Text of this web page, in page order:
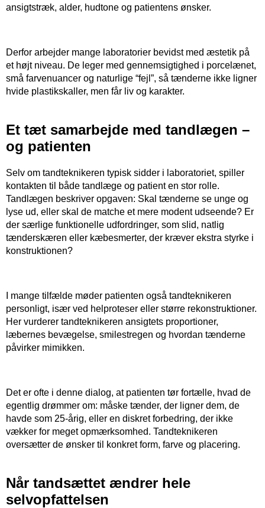
ansigtstræk, alder, hudtone og patientens ønsker.
Derfor arbejder mange laboratorier bevidst med æstetik på
et højt niveau. De leger med gennemsigtighed i porcelænet,
små farvenuancer og naturlige “fejl”, så tænderne ikke ligner
hvide plastikskaller, men får liv og karakter.
Et tæt samarbejde med tandlægen –
og patienten
Selv om tandteknikeren typisk sidder i laboratoriet, spiller
kontakten til både tandlæge og patient en stor rolle.
Tandlægen beskriver opgaven: Skal tænderne se unge og
lyse ud, eller skal de matche et mere modent udseende? Er
der særlige funktionelle udfordringer, som slid, natlig
tænderskæren eller kæbesmerter, der kræver ekstra styrke i
konstruktionen?
I mange tilfælde møder patienten også tandteknikeren
personligt, især ved helproteser eller større rekonstruktioner.
Her vurderer tandteknikeren ansigtets proportioner,
læbernes bevægelse, smilestregen og hvordan tænderne
påvirker mimikken.
Det er ofte i denne dialog, at patienten tør fortælle, hvad de
egentlig drømmer om: måske tænder, der ligner dem, de
havde som 25-årig, eller en diskret forbedring, der ikke
vækker for meget opmærksomhed. Tandteknikeren
oversætter de ønsker til konkret form, farve og placering.
Når tandsættet ændrer hele
selvopfattelsen